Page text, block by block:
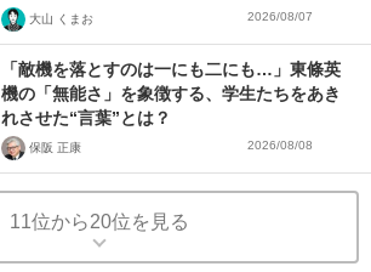
大山 くまお 2026/08/07
「敵機を落とすのは一にも二にも…」東條英
機の「無能さ」を象徴する、学生たちをあき
れさせた“言葉”とは？
保阪 正康 2026/08/08
11位から20位を見る